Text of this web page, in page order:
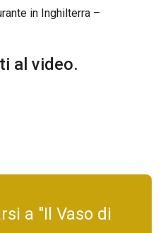
in Inghilterra –
al video.
a "Il Vaso di